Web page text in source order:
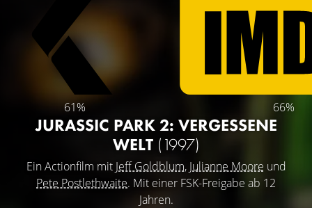
61% 66%
JURASSIC PARK 2: VERGESSENE
WELT (1997)
Ein Actionfilm mit Jeff Goldblum, Julianne Moore und
Pete Postlethwaite. Mit einer FSK-Freigabe ab 12
Jahren.